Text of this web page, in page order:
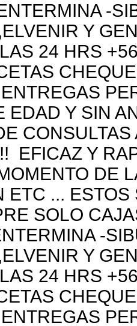
-
Y
24 HRS
EDAD Y SIN
EFICAZ Y
DE
ETC ...
SOLO
-
Y
24 HRS